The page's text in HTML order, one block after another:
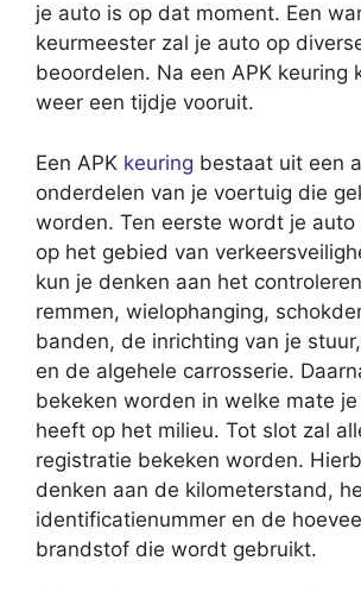
je auto is op dat moment. Een
keurmeester zal je auto op
beoordelen. Na een APK keuring
weer een tijdje vooruit.
Een APK keuring bestaat uit een
onderdelen van je voertuig die
worden. Ten eerste wordt je auto
op het gebied van
kun je denken aan het
remmen, wielophanging,
banden, de inrichting van je
en de algehele carrosserie.
bekeken worden in welke mate
heeft op het milieu. Tot slot zal
registratie bekeken worden.
denken aan de kilometerstand,
identificatienummer en de
brandstof die wordt gebruikt.